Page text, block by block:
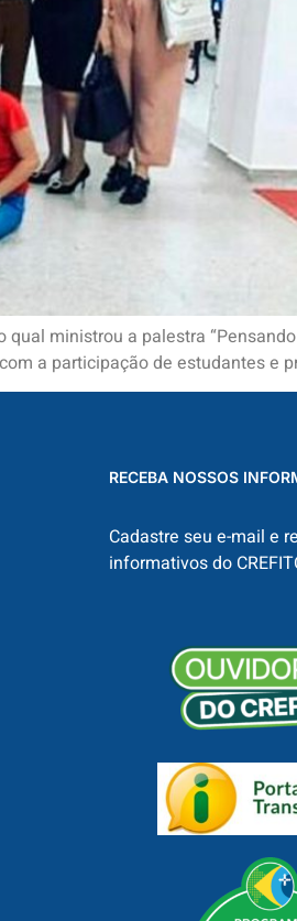
qual ministrou a palestra
a participação de estudantes e
RECEBA NOSSOS
Cadastre seu e-mail e
informativos do